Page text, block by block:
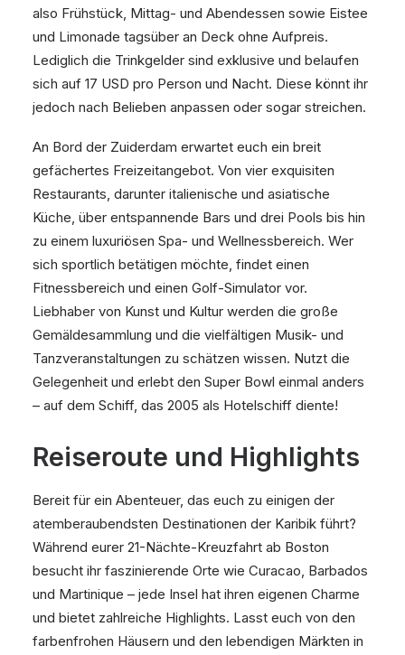
also Frühstück, Mittag- und Abendessen sowie Eistee
und Limonade tagsüber an Deck ohne Aufpreis.
Lediglich die Trinkgelder sind exklusive und belaufen
sich auf 17 USD pro Person und Nacht. Diese könnt ihr
jedoch nach Belieben anpassen oder sogar streichen.
An Bord der Zuiderdam erwartet euch ein breit
gefächertes Freizeitangebot. Von vier exquisiten
Restaurants, darunter italienische und asiatische
Küche, über entspannende Bars und drei Pools bis hin
zu einem luxuriösen Spa- und Wellnessbereich. Wer
sich sportlich betätigen möchte, findet einen
Fitnessbereich und einen Golf-Simulator vor.
Liebhaber von Kunst und Kultur werden die große
Gemäldesammlung und die vielfältigen Musik- und
Tanzveranstaltungen zu schätzen wissen. Nutzt die
Gelegenheit und erlebt den Super Bowl einmal anders
– auf dem Schiff, das 2005 als Hotelschiff diente!
Reiseroute und Highlights
Bereit für ein Abenteuer, das euch zu einigen der
atemberaubendsten Destinationen der Karibik führt?
Während eurer 21-Nächte-Kreuzfahrt ab Boston
besucht ihr faszinierende Orte wie Curacao, Barbados
und Martinique – jede Insel hat ihren eigenen Charme
und bietet zahlreiche Highlights. Lasst euch von den
farbenfrohen Häusern und den lebendigen Märkten in